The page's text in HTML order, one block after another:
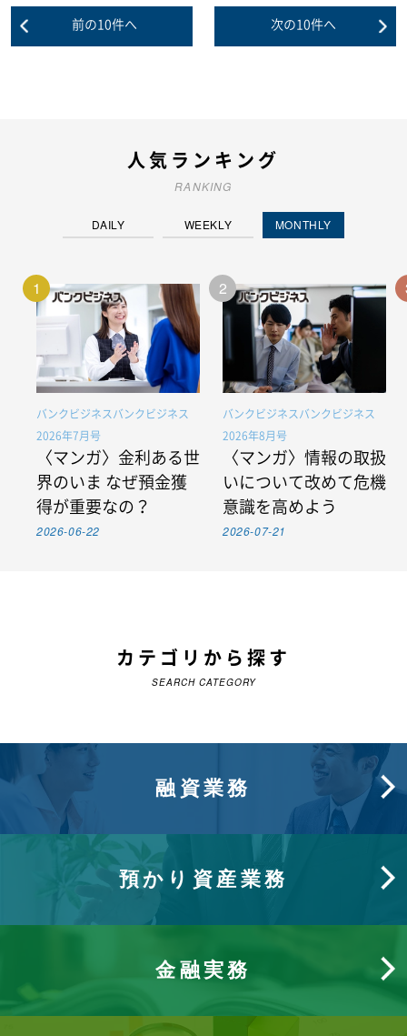
人気ランキング
RANKING
DAILY WEEKLY MONTHLY
1
バンクビジネスバンクビジネス
2026年7月号
〈マンガ〉金利ある世
界のいま なぜ預金獲
得が重要なの？
2026-06-22
2
バンクビジネスバンクビジネス
2026年8月号
〈マンガ〉情報の取扱
いについて改めて危機
意識を高めよう
2026-07-21
カテゴリから探す
SEARCH CATEGORY
融資業務
預かり資産業務
金融実務